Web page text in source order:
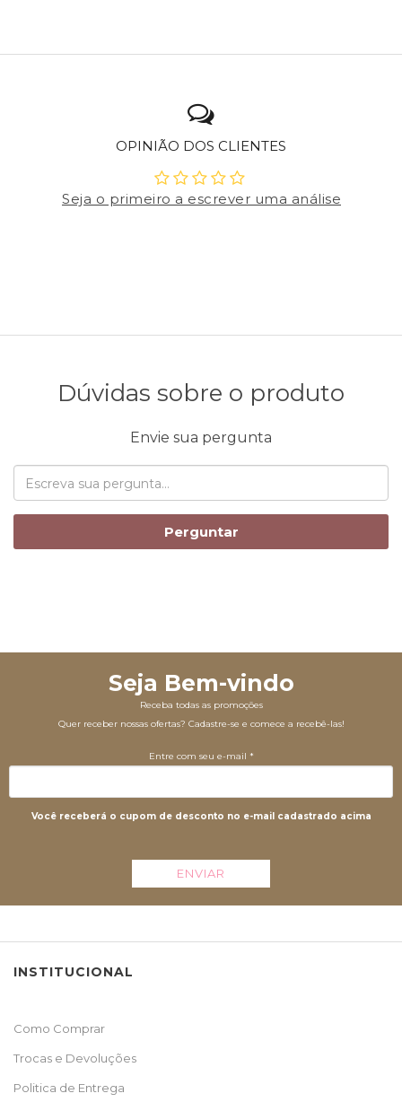
OPINIÃO DOS CLIENTES
Seja o primeiro a escrever uma análise
Dúvidas sobre o produto
Envie sua pergunta
Perguntar
Seja Bem-vindo
Receba todas as promoções
Quer receber nossas ofertas? Cadastre-se e comece a recebê-las!
Entre com seu e-mail *
Você receberá o cupom de desconto no e-mail cadastrado acima
ENVIAR
INSTITUCIONAL
Como Comprar
Trocas e Devoluções
Politica de Entrega